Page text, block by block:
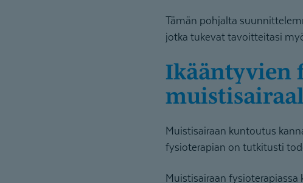
Tämän pohjalta
jotka tukevat tavoitteitasi
Ikääntyvien fysioterapian hyödyt
Muistisairaan kuntoutus
fysioterapian on tutkitusti
Muistisairaan fysioterapiassa